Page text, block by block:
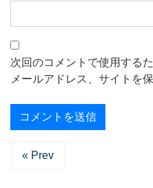
次回のコメントで使用する
メールアドレス、サイトを保
« Prev